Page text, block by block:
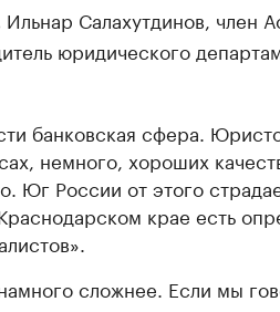
Ильнар Салахутдинов, член
юридического
банковская сфера.
немного, хороших
Юг России от этого
крае есть
сложнее. Если мы